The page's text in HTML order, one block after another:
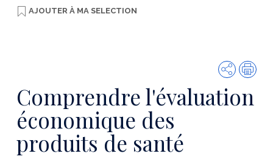
AJOUTER À MA SELECTION
Partager
Comprendre l'évaluation
économique des
produits de santé